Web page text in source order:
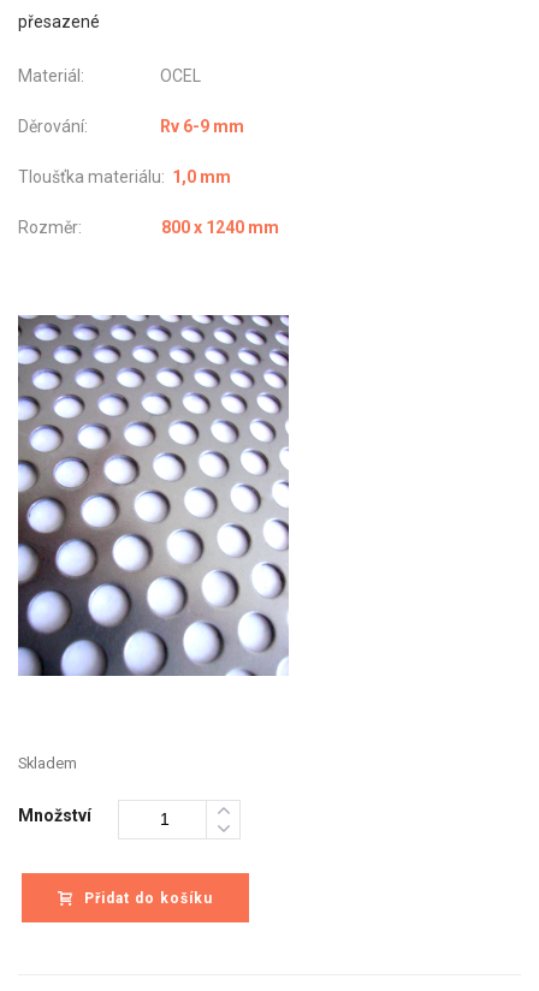
přesazené
Materiál: OCEL
Děrování: Rv 6-9 mm
Tloušťka materiálu: 1,0 mm
Rozměr: 800 x 1240 mm
Skladem
Množství
Přidat do košíku